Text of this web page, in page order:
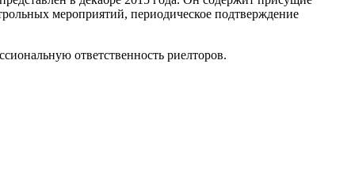
мероприятий, периодическое подтверждение
ответственность риелторов.